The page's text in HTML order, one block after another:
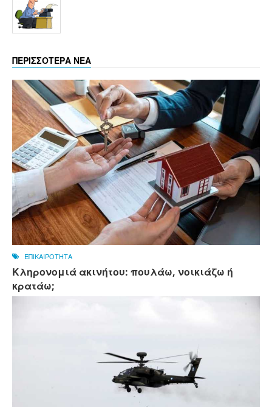
ΠΕΡΙΣΣΟΤΕΡΑ ΝΕΑ
ΕΠΙΚΑΙΡΟΤΗΤΑ
Κληρονομιά ακινήτου: πουλάω, νοικιάζω ή
κρατάω;